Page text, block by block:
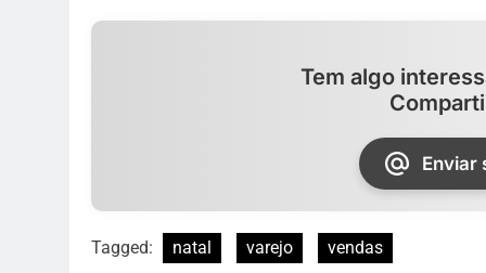
Tem algo
Enviar
Tagged: natal varejo vendas